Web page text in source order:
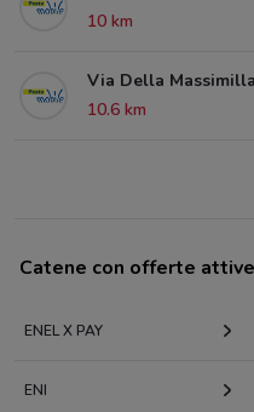
10 km
Via Della
10.6 km
Catene con offerte
ENEL X PAY
ENI